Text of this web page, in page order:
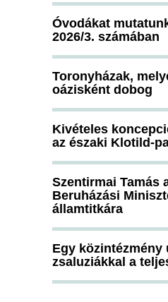
Óvodákat
2026/3. számában
Toronyházak,
oázisként dobog
Kivételes
az északi Klotild-
Szentirmai Tamás
Beruházási
államtitkára
Egy közintézmény
zsaluziákkal a